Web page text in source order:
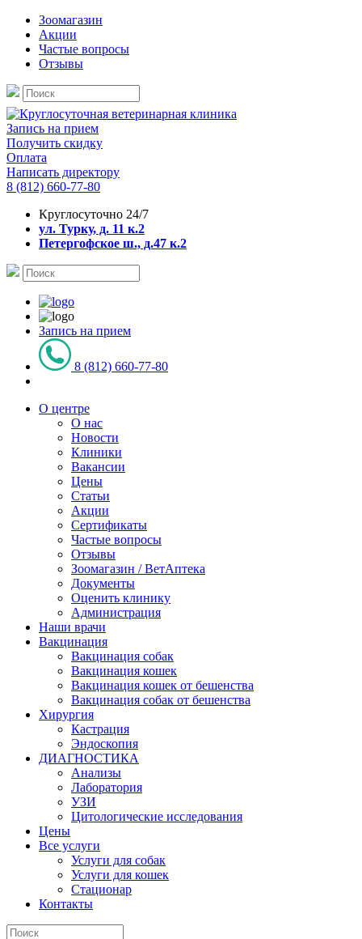
Зоомагазин
Акции
Частые вопросы
Отзывы
Запись на прием
Получить скидку
Оплата
Написать директору
8 (812) 660-77-80
Круглосуточно 24/7
ул. Турку, д. 11 к.2
Петергофское ш., д.47 к.2
Запись на прием
8 (812) 660-77-80
О центре
О нас
Новости
Клиники
Вакансии
Цены
Статьи
Акции
Сертификаты
Частые вопросы
Отзывы
Зоомагазин / ВетАптека
Документы
Оценить клинику
Администрация
Наши врачи
Вакцинация
Вакцинация собак
Вакцинация кошек
Вакцинация кошек от бешенства
Вакцинация собак от бешенства
Хирургия
Кастрация
Эндоскопия
ДИАГНОСТИКА
Анализы
Лаборатория
УЗИ
Цитологические исследования
Цены
Все услуги
Услуги для собак
Услуги для кошек
Стационар
Контакты